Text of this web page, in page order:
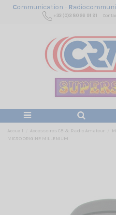
Communication - R
+33 (0)3 80 26 91 91
Accueil Accessoires CB & Radio Amateur
MICRO ORIGINE MILLENIUM